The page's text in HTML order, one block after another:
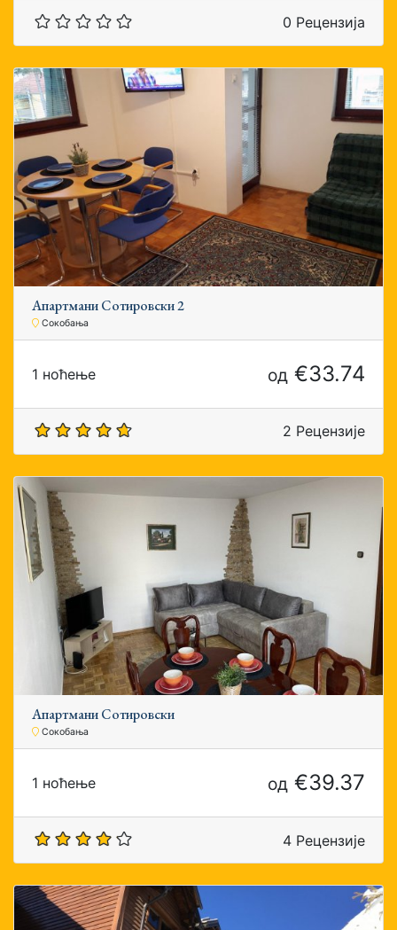
0 Рецензија
Апартмани Сотировски 2
Сокобања
1 ноћење од €33.74
2 Рецензије
Апартмани Сотировски
Сокобања
1 ноћење од €39.37
4 Рецензије